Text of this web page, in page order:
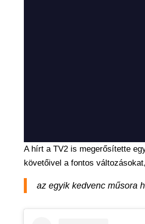
A hírt a TV2 is megerősítette
követőivel a fontos
az egyik kedvenc műsora